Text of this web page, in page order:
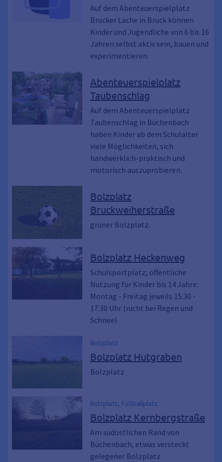
Auf dem Abenteuerspielplatz
Brucker Lache in Bruck können
Kinder und Jugendliche von 6 bis 16
Jahren selbst aktiv sein, bauen und
experimentieren.
Abenteuerspielplatz
Taubenschlag
Auf dem Abenteuerspielplatz
Taubenschlag in Büchenbach
haben Kinder ab dem Schulalter
viele Möglichkeiten, sich
handwerklich-praktisch und
motorisch auszuprobieren.
Bolzplatz
Bruckweiherstraße
grüner Bolzplatz.
Bolzplatz Heckenweg
Schulsportplatz; öffentliche
Nutzung für Kinder bis 14 Jahre:
Montag - Freitag jeweils 15:30 -
17:30 Uhr (nicht bei Regen und
Schnee)
Bolzplatz
Bolzplatz Hutgraben
Bolzplatz
Bolzplatz, Fußballplatz
Bolzplatz Kernbergstraße
Am südöstlichen Rand von
Büchenbach, etwas versteckt
gelegener Bolzplatz